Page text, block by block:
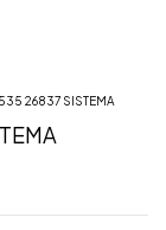
26837 SISTEMA